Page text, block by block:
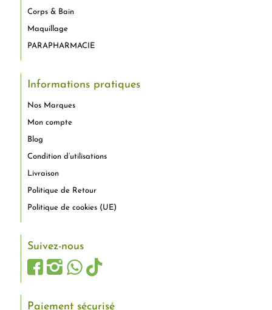
Corps & Bain
Maquillage
PARAPHARMACIE
Informations pratiques
Nos Marques
Mon compte
Blog
Condition d’utilisations
Livraison
Politique de Retour
Politique de cookies (UE)
Suivez-nous
Paiement sécurisé